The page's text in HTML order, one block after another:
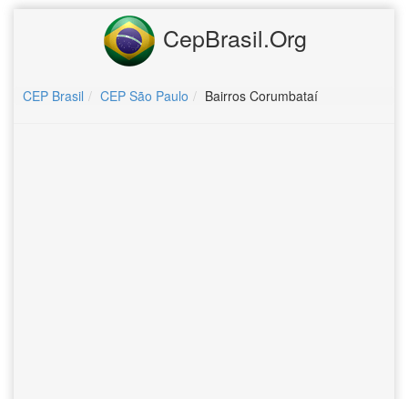
CepBrasil.Org
CEP Brasil CEP São Paulo Bairros Corumbataí